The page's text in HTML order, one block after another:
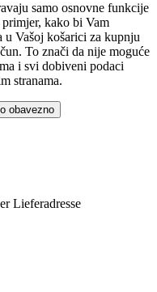
samo osnovne funkcije
primjer, kako bi Vam
Vašoj košarici za kupnju
To znači da nije moguće
i svi dobiveni podaci
stranama.
obavezno
Lieferadresse